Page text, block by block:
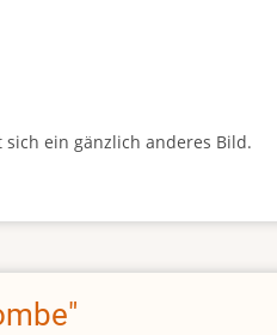
ein gänzlich anderes Bild.